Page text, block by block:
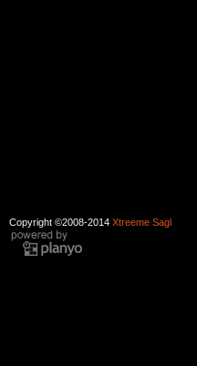
Copyright ©2008-2014 Xtreeme Sagl